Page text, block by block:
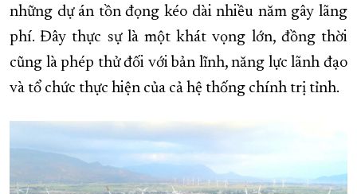
những dự án tồn đọng kéo dài nhiều năm gây lãng
phí. Đây thực sự là một khát vọng lớn, đồng thời
cũng là phép thử đối với bản lĩnh, năng lực lãnh đạo
và tổ chức thực hiện của cả hệ thống chính trị tỉnh.